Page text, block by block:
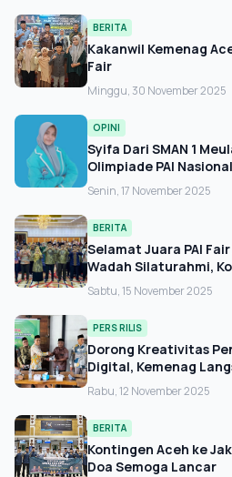
BERITA
Kakanwil Kemenag
Fair
Minggu, 30 November 2025
OPINI
Syifa Dari SMAN 1
Olimpiade PAI Nasional
Senin, 17 November 2025
BERITA
Selamat Juara PAI
Wadah Silaturahmi,
Penguatan Karakter
Sabtu, 15 November 2025
PERS RILIS
Dorong Kreativitas
Digital, Kemenag
Digital
Rabu, 12 November 2025
BERITA
Kontingen Aceh ke
Doa Semoga Lancar